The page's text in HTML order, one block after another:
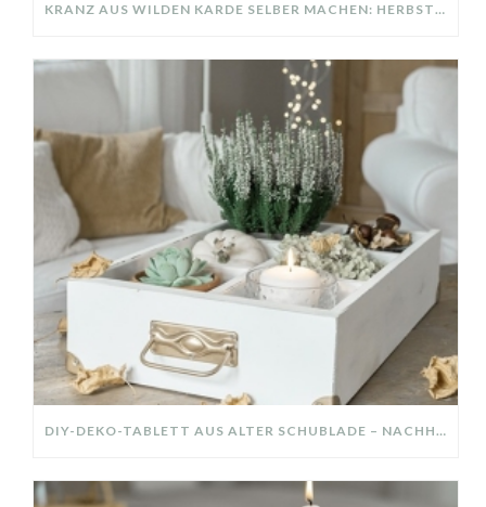
KRANZ AUS WILDEN KARDE SELBER MACHEN: HERBSTDEKO GANZ EINFACH
DIY-DEKO-TABLETT AUS ALTER SCHUBLADE – NACHHALTIGE HERBSTDEKO SELBER MACHEN!